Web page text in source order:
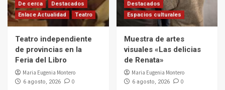
De cerca
Destacados
Enlace Actualidad
Teatro
Teatro independiente
de provincias en la
Feria del Libro
Maria Eugenia Montero
6 agosto, 2026 0
Destacados
Espacios culturales
Muestra de artes
visuales «Las delicias
de Renata»
Maria Eugenia Montero
6 agosto, 2026 0